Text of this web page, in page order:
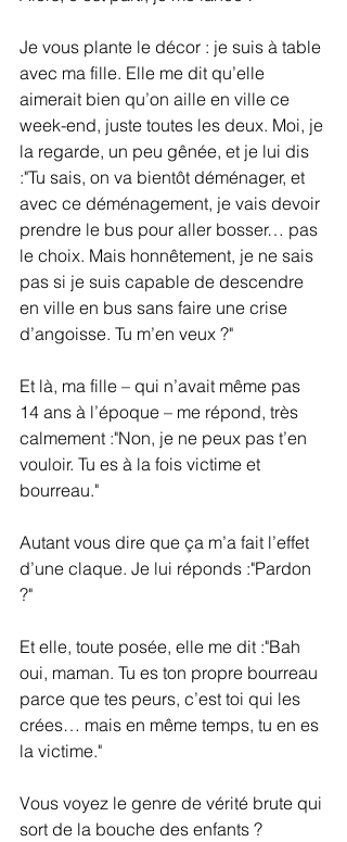
Je vous plante le décor : je suis à table
avec ma fille. Elle me dit qu’elle
aimerait bien qu’on aille en ville ce
week-end, juste toutes les deux. Moi, je
la regarde, un peu gênée, et je lui dis
:"Tu sais, on va bientôt déménager, et
avec ce déménagement, je vais devoir
prendre le bus pour aller bosser… pas
le choix. Mais honnêtement, je ne sais
pas si je suis capable de descendre
en ville en bus sans faire une crise
d’angoisse. Tu m’en veux ?"
Et là, ma fille – qui n’avait même pas
14 ans à l’époque – me répond, très
calmement :"Non, je ne peux pas t’en
vouloir. Tu es à la fois victime et
bourreau."
Autant vous dire que ça m’a fait l’effet
d’une claque. Je lui réponds :"Pardon
?"
Et elle, toute posée, elle me dit :"Bah
oui, maman. Tu es ton propre bourreau
parce que tes peurs, c’est toi qui les
crées… mais en même temps, tu en es
la victime."
Vous voyez le genre de vérité brute qui
sort de la bouche des enfants ?